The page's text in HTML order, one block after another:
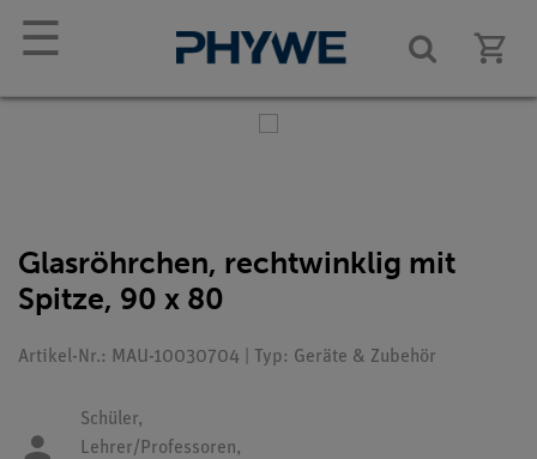
☰
Glasröhrchen, rechtwinklig mit
Spitze, 90 x 80
Artikel-Nr.: MAU-10030704 | Typ: Geräte & Zubehör
Schüler,
Lehrer/Professoren,